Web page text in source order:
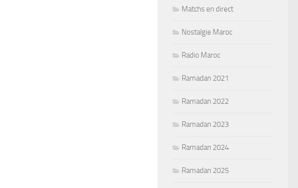
Matchs en direct
Nostalgie Maroc
Radio Maroc
Ramadan 2021
Ramadan 2022
Ramadan 2023
Ramadan 2024
Ramadan 2025